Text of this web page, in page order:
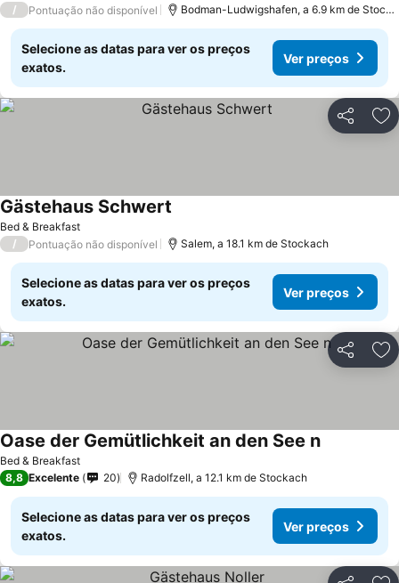
/ Pontuação não disponível Bodman-Ludwigshafen, a 6.9 km de
Selecione as datas para ver os preços
exatos.
Ver preços
Partilhar
Bed & Breakfast
Gästehaus Schwert
/ Pontuação não disponível Salem, a 18.1 km de Stockach
Selecione as datas para ver os preços
exatos.
Ver preços
Partilhar
Bed & Breakfast
Oase der Gemütlichkeit an den See nVer preços
8,8 Excelente 20 Radolfzell, a 12.1 km de Stockach
Selecione as datas para ver os preços
exatos.
Ver preços